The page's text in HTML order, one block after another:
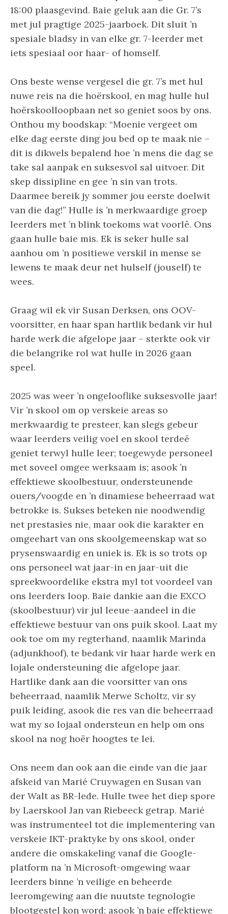
18:00 plaasgevind. Baie geluk aan die Gr. 7’s
met jul pragtige 2025-jaarboek. Dit sluit ’n
spesiale bladsy in van elke gr. 7-leerder met
iets spesiaal oor haar- of homself.
Ons beste wense vergesel die gr. 7’s met hul
nuwe reis na die hoërskool, en mag hulle hul
hoërskoolloopbaan net so geniet soos by ons.
Onthou my boodskap: “Moenie vergeet om
elke dag eerste ding jou bed op te maak nie –
dit is dikwels bepalend hoe ’n mens die dag se
take sal aanpak en suksesvol sal uitvoer. Dit
skep dissipline en gee ’n sin van trots.
Daarmee bereik jy sommer jou eerste doelwit
van die dag!” Hulle is ’n merkwaardige groep
leerders met ’n blink toekoms wat voorlê. Ons
gaan hulle baie mis. Ek is seker hulle sal
aanhou om ’n positiewe verskil in mense se
lewens te maak deur net hulself (jouself) te
wees.
Graag wil ek vir Susan Derksen, ons OOV-
voorsitter, en haar span hartlik bedank vir hul
harde werk die afgelope jaar – sterkte ook vir
die belangrike rol wat hulle in 2026 gaan
speel.
2025 was weer ’n ongelooflike suksesvolle jaar!
Vir ’n skool om op verskeie areas so
merkwaardig te presteer, kan slegs gebeur
waar leerders veilig voel en skool terdeë
geniet terwyl hulle leer; toegewyde personeel
met soveel omgee werksaam is; asook ’n
effektiewe skoolbestuur, ondersteunende
ouers/voogde en ’n dinamiese beheerraad wat
betrokke is. Sukses beteken nie noodwendig
net prestasies nie, maar ook die karakter en
omgeehart van ons skoolgemeenskap wat so
prysenswaardig en uniek is. Ek is so trots op
ons personeel wat jaar-in en jaar-uit die
spreekwoordelike ekstra myl tot voordeel van
ons leerders loop. Baie dankie aan die EXCO
(skoolbestuur) vir jul leeue-aandeel in die
effektiewe bestuur van ons puik skool. Laat my
ook toe om my regterhand, naamlik Marinda
(adjunkhoof), te bedank vir haar harde werk en
lojale ondersteuning die afgelope jaar.
Hartlike dank aan die voorsitter van ons
beheerraad, naamlik Merwe Scholtz, vir sy
puik leiding, asook die res van die beheerraad
wat my so lojaal ondersteun en help om ons
skool na nog hoër hoogtes te lei.
Ons neem dan ook aan die einde van die jaar
afskeid van Marié Cruywagen en Susan van
der Walt as BR-lede. Hulle twee het diep spore
by Laerskool Jan van Riebeeck getrap. Marié
was instrumenteel tot die implementering van
verskeie IKT-praktyke by ons skool, onder
andere die omskakeling vanaf die Google-
platform na ’n Microsoft-omgewing waar
leerders binne ’n veilige en beheerde
leeromgewing aan die nuutste tegnologie
blootgestel kon word; asook ’n baie effektiewe